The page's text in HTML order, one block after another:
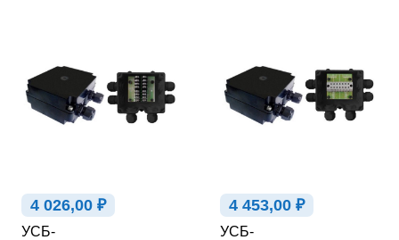
4 026,00 ₽
УСБ-
4 453,00 ₽
УСБ-